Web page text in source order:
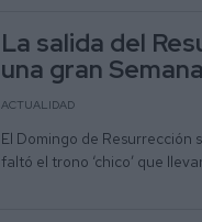
La salida del
una gran
ACTUALIDAD
El Domingo de Resurrección
faltó el trono ‘chico’ que